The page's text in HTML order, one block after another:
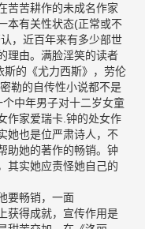
苦苦耕作的未成名作家
本有关性状态(正常或不
，近百年来有多少部世
理由。满脸淫笑的读者
斯的《尤力西斯》，劳伦
勒的自传性小说都不是
中年男子对十二岁女童
作家爱瑞卡.钟的处女作
她也是位严肃诗人，不
助她的著作的畅销。钟
其实她应责怪她自己的
要畅销，一面
获得成就，宣传作用是